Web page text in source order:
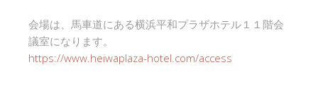
会場は、馬車道にある横浜平和プラザホテル１１階会
議室になります。
https://www.heiwaplaza-hotel.com/access